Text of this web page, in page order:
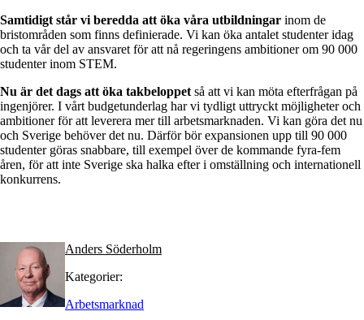
Samtidigt står vi beredda att öka våra utbildningar inom de
bristområden som finns definierade. Vi kan öka antalet studenter idag
och ta vår del av ansvaret för att nå regeringens ambitioner om 90 000
studenter inom STEM.
Nu är det dags att öka takbeloppet så att vi kan möta efterfrågan på
ingenjörer. I vårt budgetunderlag har vi tydligt uttryckt möjligheter och
ambitioner för att leverera mer till arbetsmarknaden. Vi kan göra det nu
och Sverige behöver det nu. Därför bör expansionen upp till 90 000
studenter göras snabbare, till exempel över de kommande fyra-fem
åren, för att inte Sverige ska halka efter i omställning och internationell
konkurrens.
Anders Söderholm
Kategorier:
Arbetsmarknad